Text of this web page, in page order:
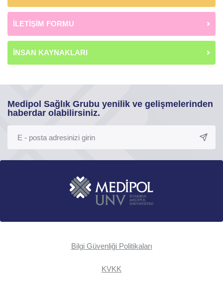
İLETİŞİM FORMU
İNSAN KAYNAKLARI
Medipol Sağlık Grubu yenilik ve gelişmelerinden
haberdar olabilirsiniz.
Bilgi Güvenliği Politikaları
KVKK